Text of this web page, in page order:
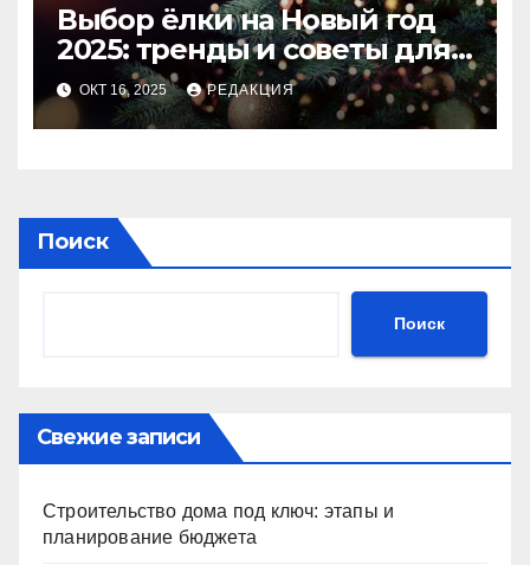
Выбор ёлки на Новый год
2025: тренды и советы для
идеального праздника
ОКТ 16, 2025 РЕДАКЦИЯ
Поиск
Поиск
Свежие записи
Строительство дома под ключ: этапы и
планирование бюджета